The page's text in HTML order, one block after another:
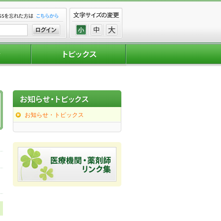
お知らせ・トピックス